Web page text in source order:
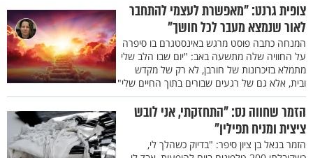
צופית גרנט: "מאפשרת לעצמי להתחבר
לאור שנמצא מעבר לכל חושך"
המנחה כתבה פוסט מרגש באינסטגרם בו סיפרה
על החוויה שלה מתשעה באב: "יום שבו הלב שלי
מתמלא בזיכרונות של חורבן, לא רק של מקדש
ובית, אלא גם של רגעים שבורים בתוך החיים שלי"
הזמר שחווה נס: "התחזקתי, אני לובש
ציצית ומניח תפילין"
הזמר בנאל בן ציון סיפר: "בדיוק כשהלך לי,